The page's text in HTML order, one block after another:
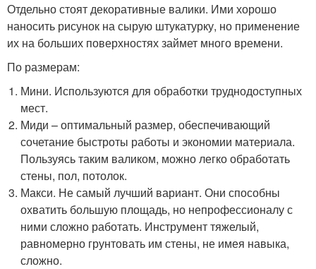
Отдельно стоят декоративные валики. Ими хорошо
наносить рисунок на сырую штукатурку, но применение
их на больших поверхностях займет много времени.
По размерам:
Мини. Используются для обработки труднодоступных
мест.
Миди – оптимальный размер, обеспечивающий
сочетание быстроты работы и экономии материала.
Пользуясь таким валиком, можно легко обработать
стены, пол, потолок.
Макси. Не самый лучший вариант. Они способны
охватить большую площадь, но непрофессионалу с
ними сложно работать. Инструмент тяжелый,
равномерно грунтовать им стены, не имея навыка,
сложно.